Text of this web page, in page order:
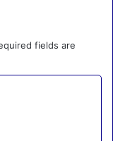
fields are